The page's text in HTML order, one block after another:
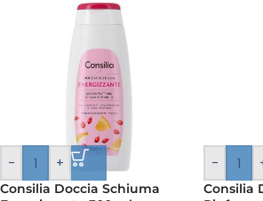
- +
Consilia Doccia Schiuma
-
Consilia